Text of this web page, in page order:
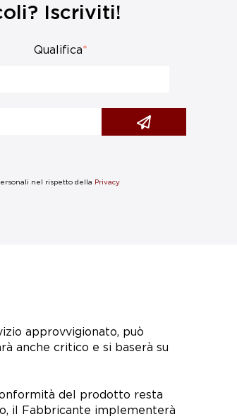
Iscriviti!
Qualifica*
nel rispetto della
Privacy
approvvigionato, può
anche critico e si baserà su
del prodotto resta
il Fabbricante implementerà